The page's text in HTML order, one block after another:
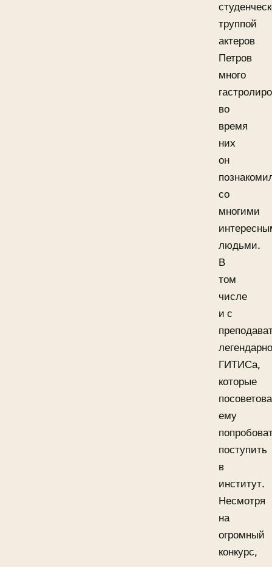
труппой
актеров
Петров
много
во
время
них
он
со
многими
людьми.
В
том
числе
и с
ГИТИСа,
которые
ему
поступить
в
институт.
Несмотря
на
огромный
конкурс,